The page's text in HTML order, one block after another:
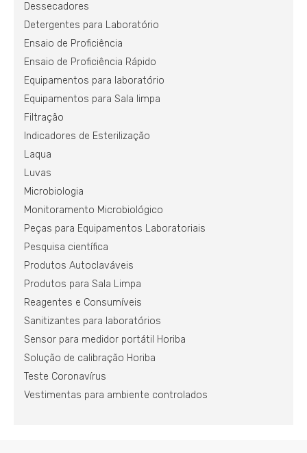
Dessecadores
Detergentes para Laboratório
Ensaio de Proficiência
Ensaio de Proficiência Rápido
Equipamentos para laboratório
Equipamentos para Sala limpa
Filtração
Indicadores de Esterilização
Laqua
Luvas
Microbiologia
Monitoramento Microbiológico
Peças para Equipamentos Laboratoriais
Pesquisa científica
Produtos Autoclaváveis
Produtos para Sala Limpa
Reagentes e Consumíveis
Sanitizantes para laboratórios
Sensor para medidor portátil Horiba
Solução de calibração Horiba
Teste Coronavírus
Vestimentas para ambiente controlados